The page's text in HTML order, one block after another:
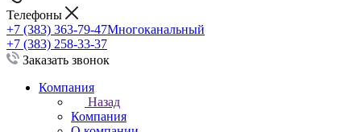
Телефоны
+7 (383) 363-79-47Многоканальный
+7 (383) 258-33-37
Заказать звонок
Компания
Назад
Компания